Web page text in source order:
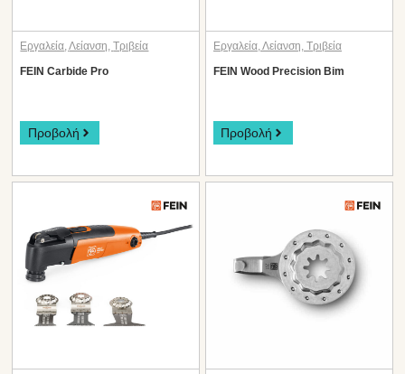
Εργαλεία,Λείανση,Τριβεία
FEIN Carbide Pro
Προβολή
Εργαλεία,Λείανση, Τριβεία
FEIN Wood Precision Bim
Προβολή